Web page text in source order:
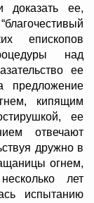
доказать ее,
епископов
над
ее
предложение
кипящим
ее
отвечают
дружно в
огнем,
лет
испытанию